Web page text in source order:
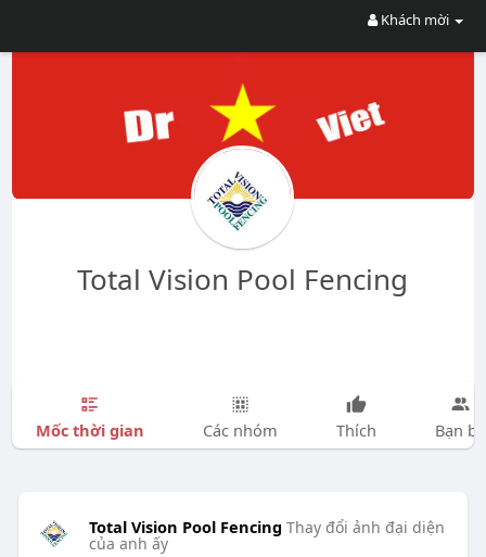
Khách mời
Total Vision Pool Fencing
Mốc thời gian Các nhóm Thích Bạn bè
Total Vision Pool Fencing Thay đổi ảnh đại diện
của anh ấy